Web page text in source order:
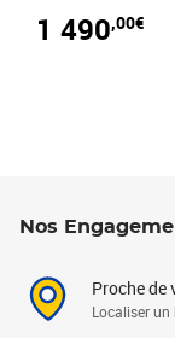
1 490,00€
Nos
Proche de
Localiser